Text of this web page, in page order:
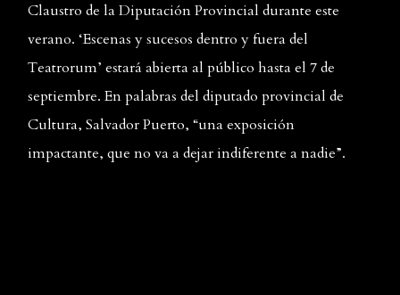
Claustro de la Diputación Provincial durante este
verano. ‘Escenas y sucesos dentro y fuera del
Teatrorum’ estará abierta al público hasta el 7 de
septiembre. En palabras del diputado provincial de
Cultura, Salvador Puerto, “una exposición
impactante, que no va a dejar indiferente a nadie”.